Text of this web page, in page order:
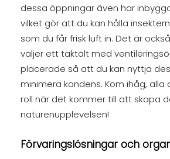
dessa öppningar även har
vilket gör att du kan hålla
som du får frisk luft in. Det är
väljer ett taktält med
placerade så att du kan nyttja
minimera kondens. Kom ihåg, alla
roll när det kommer till att skapa
naturenupplevelsen!
Förvaringslösningar och